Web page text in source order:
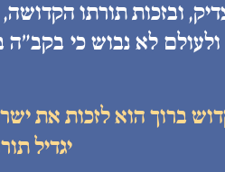
ובזכות תורתו
לא נבוש כי בקב״ה
ברוך הוא לזכות את
יגדיל